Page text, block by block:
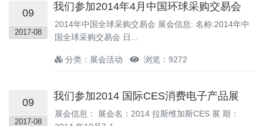
09
2017-08
我们参加2014年4月中国环球采购交易会
2014年中国全球采购交易会 展会信息: 名称:2014年中
国全球采购交易会 日...
分类：展会活动 浏览：9272
09
2017-08
我们参加2014 国际CES消费电子产品展
展会信息： 展会名：2014 拉斯维加斯CES 展 期：